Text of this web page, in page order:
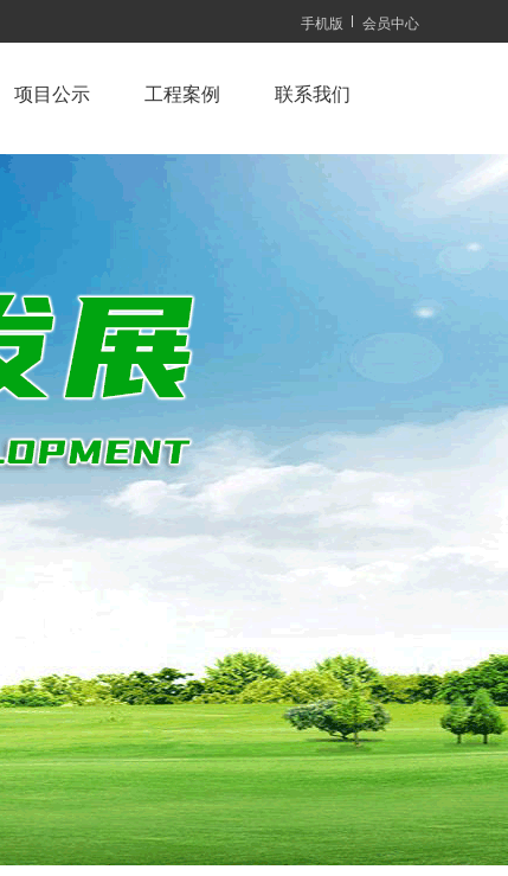
手机版 会员中心
项目公示 工程案例 联系我们